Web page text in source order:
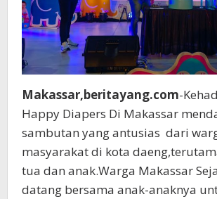
Makassar,beritayang.com-
Happy Diapers Di Makassar
sambutan yang antusias dari
masyarakat di kota
tua dan anak.Warga Makassar
datang bersama anak-anaknya